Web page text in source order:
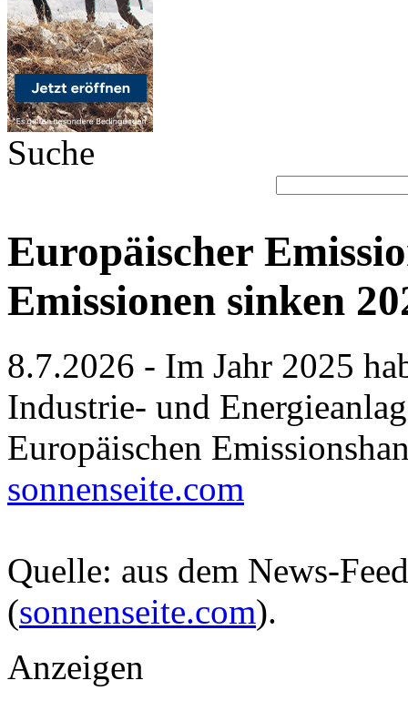
Suche
Europäischer
Emissionen sinken
8.7.2026 - Im Jahr 2025
Industrie- und
Europäischen
sonnenseite.com
Quelle: aus dem News-
(sonnenseite.com).
Anzeigen